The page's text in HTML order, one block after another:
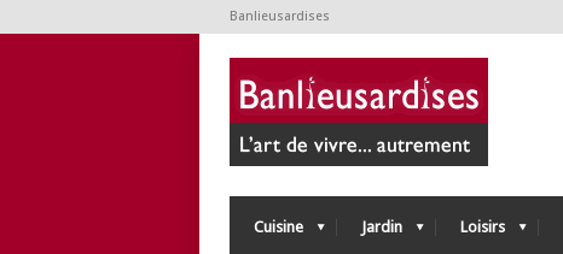
Banlieusardises
Cuisine Jardin Loisirs